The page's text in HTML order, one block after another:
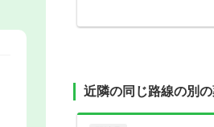
近隣の同じ路線の別